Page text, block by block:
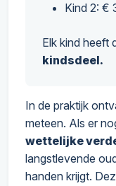
Kind 2: €
Elk kind heeft
kindsdeel.
In de praktijk
meteen. Als er
wettelijke
langstlevende
handen krijgt.